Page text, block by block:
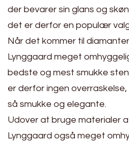
der bevarer sin glans og
det er derfor en populær
Når det kommer til
Lynggaard meget
bedste og mest smukke
er derfor ingen
så smukke og elegante.
Udover at bruge materialer
Lynggaard også meget